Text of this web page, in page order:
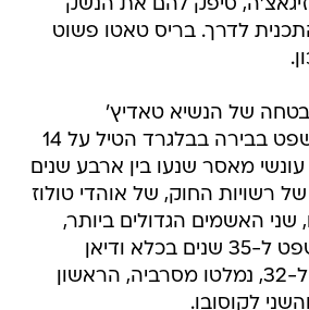
סיפק להם את הנשק
לדרך. בריס טאטו פשוט
של הנשיא טאדיץ'
התקיימה. בית המשפט בבירה בבלגרד הטיל על 14
מאסר שנעו בין ארבע שנים
של רשויות החוק, של אוהדי טולוז
האשמים הגדולים ביותר,
גו'רג'ה פרליץ' שנשפט ל-35 שנים בכלא ודיאן
פוזיגאצ'ה שנשפט ל-32, נמלטו מסרביה, הראשון
לקוסובו.